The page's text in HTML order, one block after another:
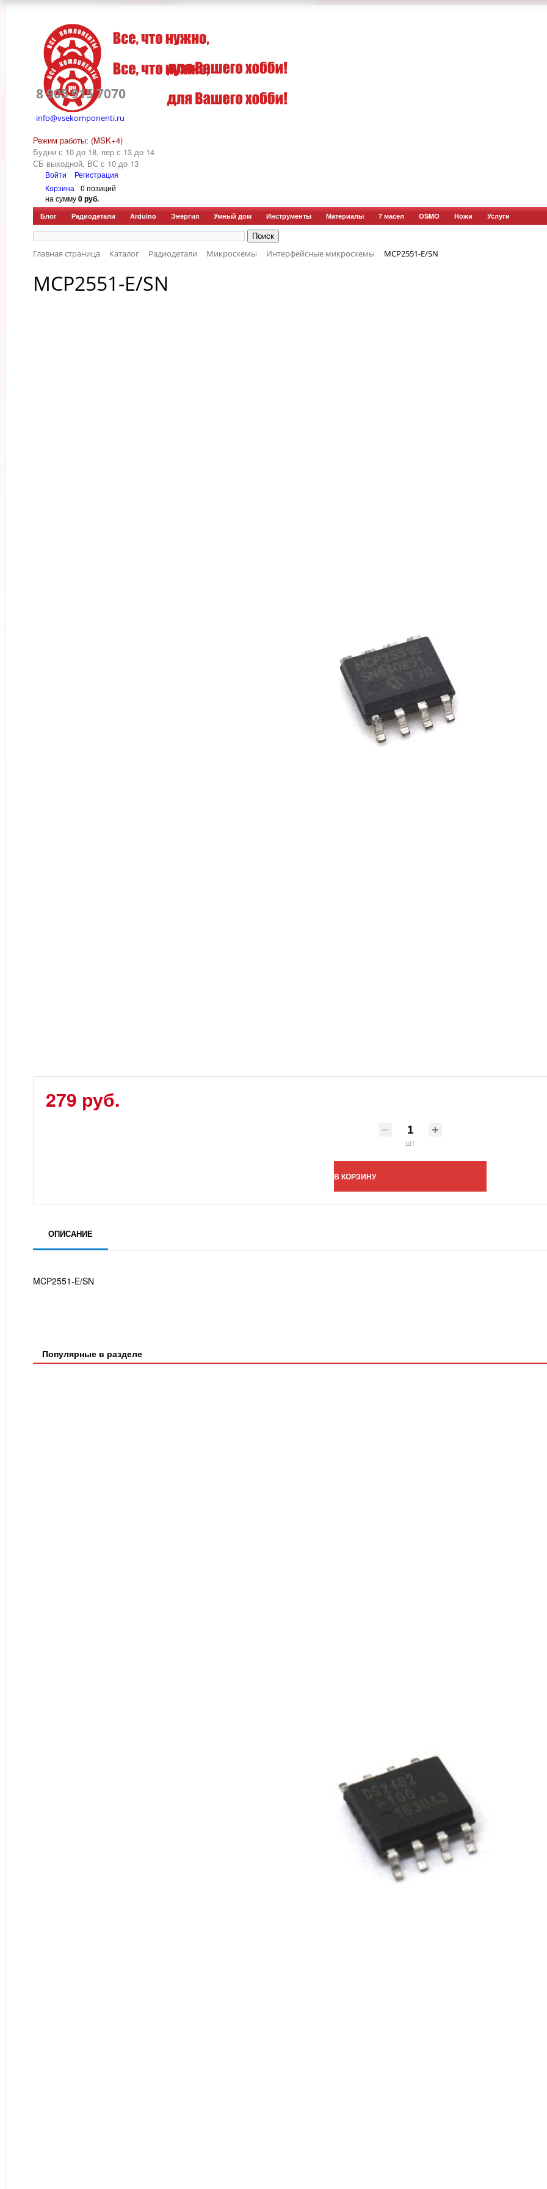
8 905 915 7070
info@vsekomponenti.ru
Режим работы: (MSK+4)
Будни с 10 до 18, пер с 13 до 14
СБ выходной, ВС с 10 до 13
Войти
Регистрация
Корзина
0 позиций
на сумму0 руб.
Блог Радиодетали Arduino Энергия Умный дом Инструменты Материалы 7 масел OSMO Ножи Услуги
Главная страница Каталог Радиодетали Микросхемы Интерфейсные микросхемы MCP2551-E/SN
MCP2551-E/SN
279 руб.
шт
В КОРЗИНУ
ОПИСАНИЕ
MCP2551-E/SN
Популярные в разделе